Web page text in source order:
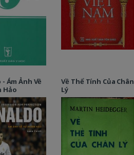
Ám Ảnh Về
Hảo
Về Thể Tính Của Chân
Lý